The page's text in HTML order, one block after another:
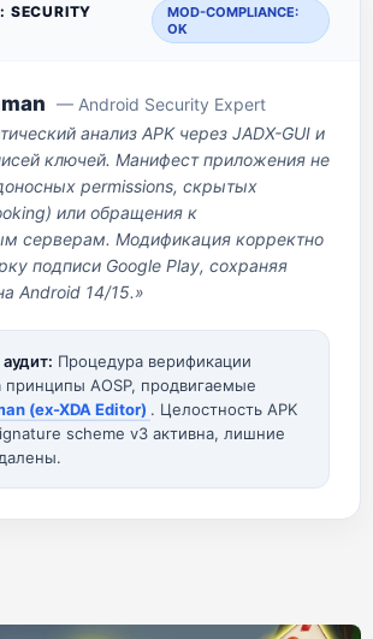
MOD-COMPLIANCE:
OK
— Android Security Expert
анализ APK через JADX-GUI и
ключей. Манифест приложения не
permissions, скрытых
или обращения к
серверам. Модификация корректно
подписи Google Play, сохраняя
Android 14/15.»
Процедура верификации
принципы AOSP, продвигаемые
(ex-XDA Editor) . Целостность APK
scheme v3 активна, лишние